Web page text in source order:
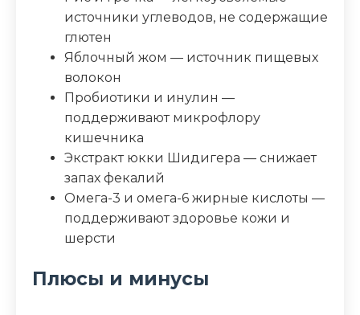
Жир (%) 16
Клетчатка (%) 2.3
Зола (%)
Влага (%)
Калорийность (ккал/100г)
источники углеводов, не содержащие
глютен
Яблочный жом — источник пищевых
волокон
Пробиотики и инулин —
поддерживают микрофлору
кишечника
Экстракт юкки Шидигера — снижает
запах фекалий
Омега-3 и омега-6 жирные кислоты —
поддерживают здоровье кожи и
шерсти
Плюсы и минусы